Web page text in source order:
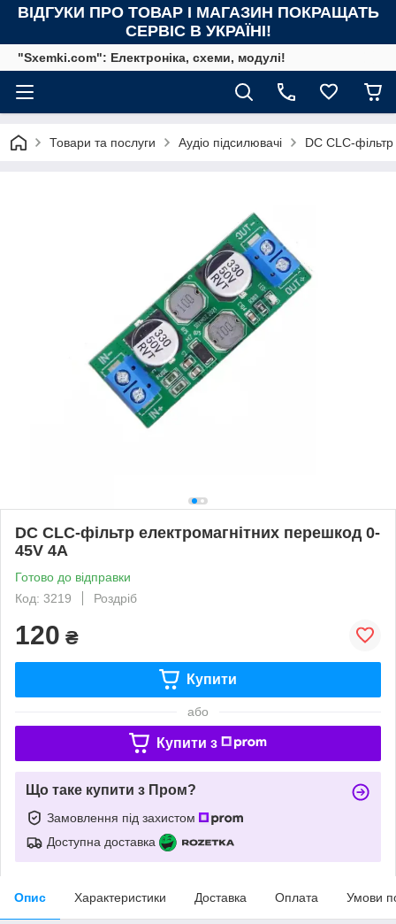
ВІДГУКИ ПРО ТОВАР І МАГАЗИН ПОКРАЩАТЬ
СЕРВІС В УКРАЇНІ!
"Sxemki.com": Електроніка, схеми, модулі!
Товари та послуги Аудіо підсилювачі DC CLC-
DC CLC-фільтр електромагнітних перешкод 0-
45V 4A
Готово до відправки
Код: 3219
Роздріб
120 ₴
Купити
або
Купити з
Що таке купити з Пром?
Замовлення під захистом
Доступна доставка
Опис Характеристики Доставка Оплата Умови